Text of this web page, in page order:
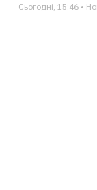
Сьогодні, 15:46 •